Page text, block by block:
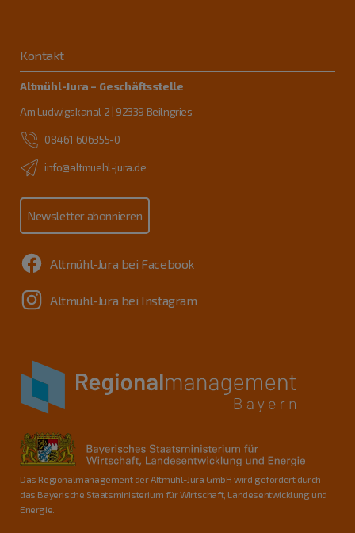
Kontakt
Altmühl-Jura – Geschäftsstelle
Am Ludwigskanal 2 | 92339 Beilngries
08461 606355-0
info@altmuehl-jura.de
Newsletter abonnieren
Altmühl-Jura bei Facebook
Altmühl-Jura bei Instagram
Das Regionalmanagement der Altmühl-Jura GmbH wird gefördert durch
das Bayerische Staatsministerium für Wirtschaft, Landesentwicklung und
Energie.